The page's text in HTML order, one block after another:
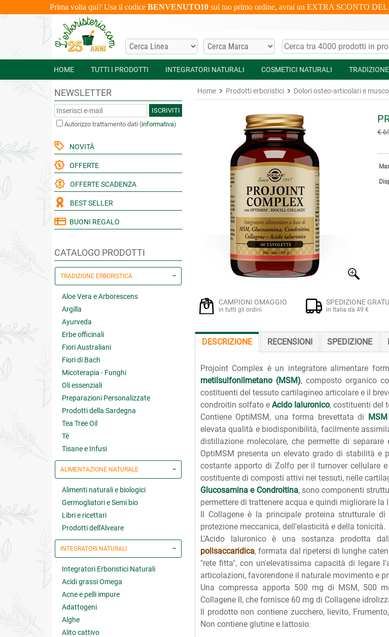
Prima volta qui? Usa il codice BENVENUTO10sul tuo primo ordine, avrai un EXTRA SCONTO DEL
HOME TUTTI I PRODOTTI INTEGRATORI NATURALI COSMETICI NATURALI
NEWSLETTER
ISCRIVITI
Autorizzo trattamento dati (informativa)
NOVITÀ
OFFERTE
OFFERTE SCADENZA
BEST SELLER
BUONI REGALO
CATALOGO PRODOTTI
TRADIZIONE ERBORISTICA
Aloe Vera e Arborescens
Argilla
Ayurveda
Erbe officinali
Fiori Australiani
Fiori di Bach
Micoterapia - Funghi
Oli essenziali
Preparazioni Personalizzate
Prodotti della Sardegna
Tea Tree Oil
Tè
Tisane e Infusi
ALIMENTAZIONE NATURALE
Alimenti naturali e biologici
Germogliatori e Semi bio
Libri e ricettari
Prodotti dell'Alveare
INTEGRATORI NATURALI
Integratori Erboristici Naturali
Acidi grassi Omega
Acne e pelli impure
Adattogeni
Alghe
Alito cattivo
Home Prodotti erboristici Dolori osteo-articolari e
€
CAMPIONI OMAGGIO
in tutti gli ordini
SPEDIZIONE
in Italia da 49 €
DESCRIZIONE RECENSIONI SPEDIZIONE
Projoint Complex è un integratore alimentare
metilsulfonilmetano (MSM), composto organico
costituenti del tessuto cartilagineo articolare e il
condroitin solfato e Acido Ialuronico, costituenti del
Contiene OptiMSM, una forma brevettata di
elevata qualità e biodisponibilità, facilmente
distillazione molecolare, che permette di
OptiMSM presenta un elevato grado di stabilità e
costante apporto di Zolfo per il turnover cellulare
costituente di composti attivi nei tessuti, nelle
Glucosamina e Condroitina, sono componenti
permettere di trattenere acqua e quindi migliorare la
Il Collagene è la principale proteina strutturale
protezione meccanica, dell'elasticità e della tonicità.
L'Acido Ialuronico è una sostanza prodotta
polisaccaridica, formata dal ripetersi di lunghe
"rete fitta", con un'elevatissima capacità di legare
articolazioni, favorendone il naturale movimento e
Una compressa apporta 500 mg di MSM, 500
Collagene II, che fornisce 60 mg di Collagene
Il prodotto non contiene zucchero, lievito,
Non contiene glutine e lattosio.